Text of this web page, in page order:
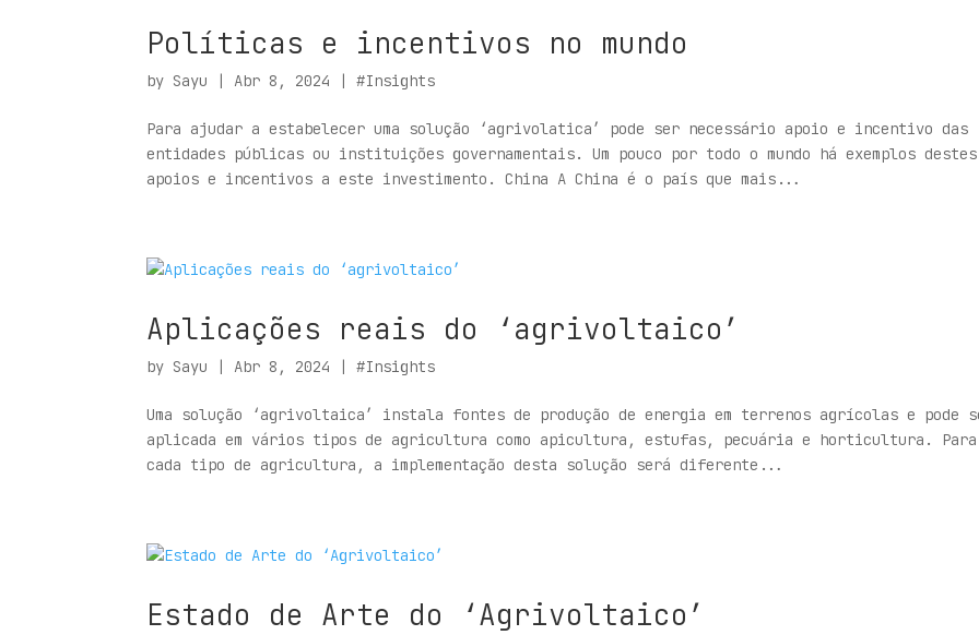
Políticas e incentivos no mundo
by Sayu | Abr 8, 2024 |#Insights
Para ajudar a estabelecer uma solução ‘agrivolatica’ pode ser necessário apoio e incentivo das
entidades públicas ou instituições governamentais. Um pouco por todo o mundo há exemplos destes
apoios e incentivos a este investimento. China A China é o país que mais...
Aplicações reais do ‘agrivoltaico’
by Sayu | Abr 8, 2024 |#Insights
Uma solução ‘agrivoltaica’ instala fontes de produção de energia em terrenos agrícolas e pode
aplicada em vários tipos de agricultura como apicultura, estufas, pecuária e horticultura. Para
cada tipo de agricultura, a implementação desta solução será diferente...
Estado de Arte do ‘Agrivoltaico’